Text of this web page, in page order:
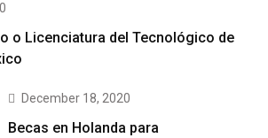
o Licenciatura del Tecnológico de
December 18, 2020
Becas en Holanda para